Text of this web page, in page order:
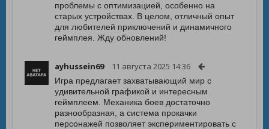
проблемы с оптимизацией, особенно на
старых устройствах. В целом, отличный опыт
для любителей приключений и динамичного
геймплея. Жду обновлений!
ayhussein69 11 августа 2025 14:36
Игра предлагает захватывающий мир с
удивительной графикой и интересным
геймплеем. Механика боев достаточно
разнообразная, а система прокачки
персонажей позволяет экспериментировать с